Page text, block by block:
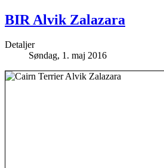
BIR Alvik Zalazara
Detaljer
Søndag, 1. maj 2016